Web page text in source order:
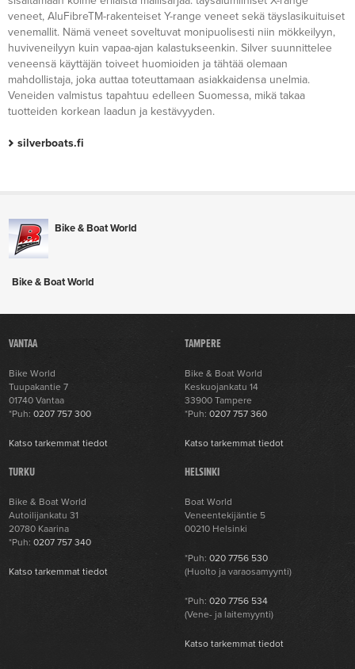
veneet, AluFibreTM-rakenteiset Y-range veneet sekä täyslasikuituiset
venemallit. Nämä veneet soveltuvat monipuolisesti niin mökkeilyyn,
huviveneilyyn kuin vapaa-ajan kalastukseenkin. Silver suunnittelee
veneensä käyttäjän toiveet huomioiden ja tähtää olemaan
mahdollistaja, joka auttaa toteuttamaan asiakkaidensa unelmia.
Veneiden valmistus tapahtuu edelleen Suomessa, mikä takaa
tuotteiden korkean laadun ja kestävyyden.
silverboats.fi
Bike & Boat World
Bike & Boat World
VANTAA
Bike World
Tuupakantie 7
01740 Vantaa
*Puh:0207 757 300
Katso tarkemmat tiedot
TAMPERE
Bike & Boat World
Keskuojankatu 14
33900 Tampere
*Puh:0207 757 360
Katso tarkemmat tiedot
TURKU
Bike & Boat World
Autoilijankatu 31
20780 Kaarina
*Puh:0207 757 340
Katso tarkemmat tiedot
HELSINKI
Boat World
Veneentekijäntie 5
00210 Helsinki
*Puh:020 7756 530
(Huolto ja varaosamyynti)
*Puh:020 7756 534
(Vene- ja laitemyynti)
Katso tarkemmat tiedot